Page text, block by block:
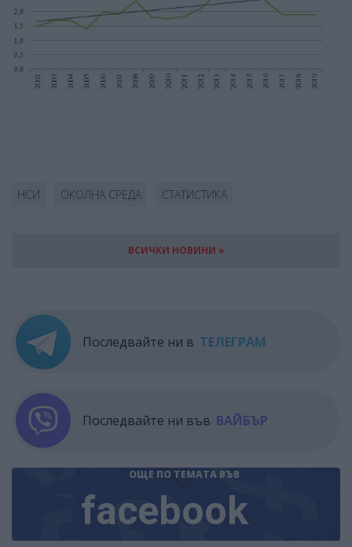
НСИ ОКОЛНА СРЕДА СТАТИСТИКА
ВСИЧКИ НОВИНИ »
Последвайте ни в ТЕЛЕГРАМ
Последвайте ни във ВАЙБЪР
ОЩЕ ПО ТЕМАТА ВЪВ
facebook